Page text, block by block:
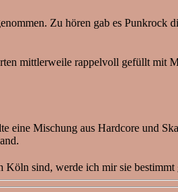
Zu hören gab es
mittlerweile rappelvoll gefüllt mit
Mischung aus Hardcore und
sind, werde ich mir sie bestimmt